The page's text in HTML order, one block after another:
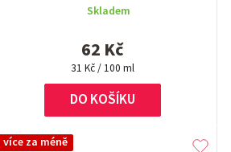
Skladem
62 Kč
Měrná
cena:
31 Kč / 100 ml
DO KOŠÍKU
více za méně